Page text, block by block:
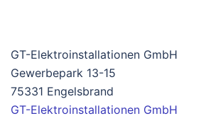
GT-Elektroinstallationen GmbH
Gewerbepark 13-15
75331 Engelsbrand
GT-Elektroinstallationen GmbH